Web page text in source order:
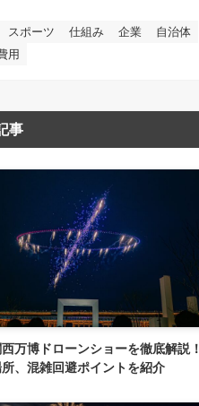
スポーツ 仕組み 企業
自治体
用
事
万博ドローンショーを徹底解説！
、混雑回避ポイントを紹介